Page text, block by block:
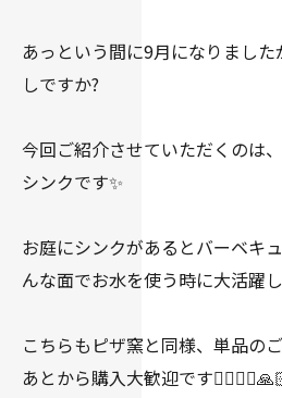
あっという間に9月になりまし
しですか?
今回ご紹介させていただくのは
シンクです✨
お庭にシンクがあるとバーベキ
んな面でお水を使う時に大活躍し
こちらもピザ窯と同様、単品の
あとから購入大歓迎です